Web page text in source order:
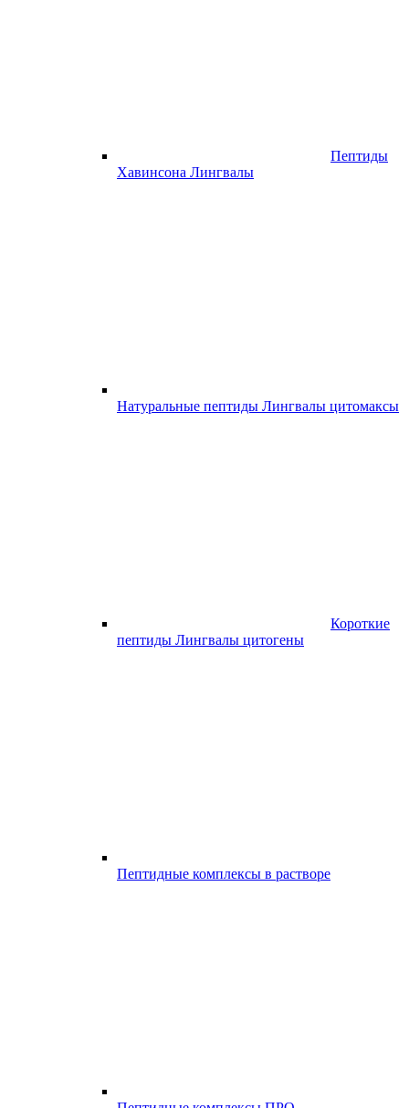
Пептиды
Хавинсона Лингвалы
Натуральные пептиды Лингвалы цитомаксы
Короткие
пептиды Лингвалы цитогены
Пептидные комплексы в растворе